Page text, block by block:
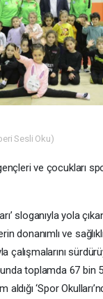
Sesli Oku)
gençleri ve çocukları
sloganıyla yola
donanımlı ve
çalışmalarını
toplamda 67 bin
‘Spor